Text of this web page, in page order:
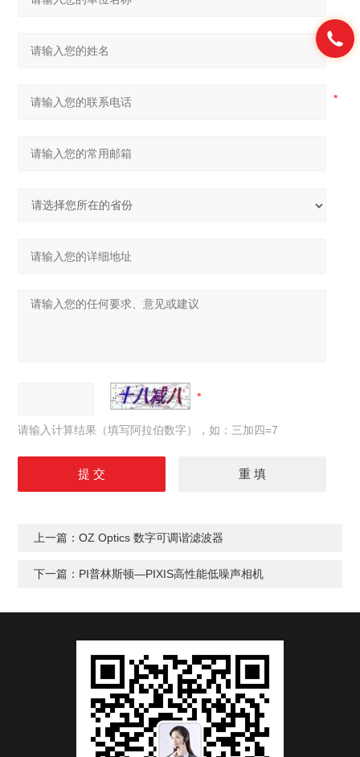
请输入计算结果（填写阿拉伯数字），如：三加四=7
上一篇：OZ Optics 数字可调谐滤波器
下一篇： PI普林斯顿—PIXIS高性能低噪声相机